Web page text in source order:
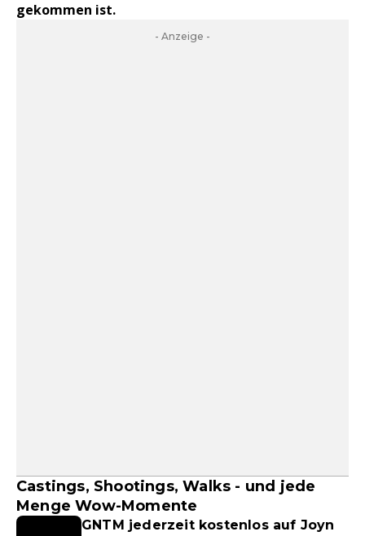
gekommen ist.
- Anzeige -
Castings, Shootings, Walks - und jede
Menge Wow-Momente
GNTM jederzeit kostenlos auf Joyn